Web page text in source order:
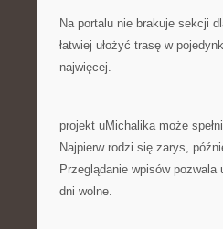
Na portalu nie brakuje sekcji
łatwiej ułożyć trasę w
najwięcej.
projekt uMichalika może
Najpierw rodzi się zarys,
Przeglądanie wpisów pozwala
dni wolne.